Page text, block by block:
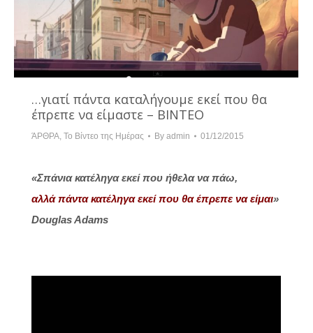
…γιατί πάντα καταλήγουμε εκεί που θα
έπρεπε να είμαστε – ΒΙΝΤΕΟ
ΆΡΘΡΑ, Το Βίντεο της Ημέρας By admin 01/12/2015
«Σπάνια κατέληγα εκεί που ήθελα να πάω,
αλλά πάντα κατέληγα εκεί που θα έπρεπε να είμαι»
Douglas Adams